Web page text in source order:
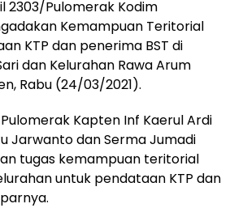
2303/Pulomerak Kodim
Kemampuan Teritorial
KTP dan penerima BST di
dan Kelurahan Rawa Arum
Rabu (24/03/2021).
Kapten Inf Kaerul Ardi
Jarwanto dan Serma Jumadi
tugas kemampuan teritorial
untuk pendataan KTP dan